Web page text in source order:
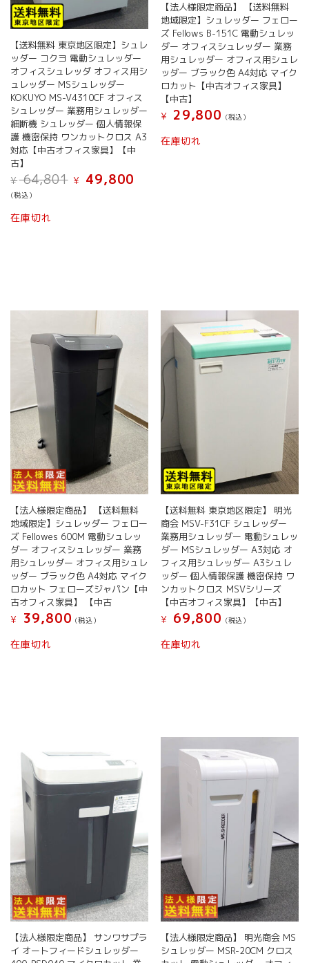
【送料無料 東京地区限定】シュレ
ッダー コクヨ 電動シュレッダー
オフィスシュレッダ オフィス用シ
ュレッダー MSシュレッダー
KOKUYO MS-V4310CF オフィス
シュレッダー 業務用シュレッダー
細断機 シュレッダー 個人情報保
護 機密保持 ワンカットクロス A3
対応【中古オフィス家具】【中
古】
¥64,801 元
の
¥ 49,800
(税込）
在庫切れ
【法人様限定商品】 【送料無料
地域限定】シュレッダー フェロー
ズ Fellows B-151C 電動シュレッ
ダー オフィスシュレッダー 業務
用シュレッダー オフィス用シュレ
ッダー ブラック色 A4対応 マイク
ロカット【中古オフィス家具】
【中古】
¥ 29,800 (税込）
在庫切れ
【法人様限定商品】 【送料無料
地域限定】シュレッダー フェロー
ズ Fellowes 600M 電動シュレッ
ダー オフィスシュレッダー 業務
用シュレッダー オフィス用シュレ
ッダー ブラック色 A4対応 マイク
ロカット フェローズジャパン【中
古オフィス家具】 【中古
¥
39,800 (税込）
在庫切れ
【送料無料 東京地区限定】 明光
商会 MSV-F31CF シュレッダー
業務用シュレッダー 電動シュレッ
ダー MSシュレッダー A3対応 オ
フィス用シュレッダー A3シュレ
ッダー 個人情報保護 機密保持 ワ
ンカットクロス MSVシリーズ
【中古オフィス家具】【中古】
¥
69,800 (税込）
在庫切れ
【法人様限定商品】 サンワサプラ
イ オートフィードシュレッダー
【法人様限定商品】 明光商会 MS
シュレッダー MSR-20CM クロス